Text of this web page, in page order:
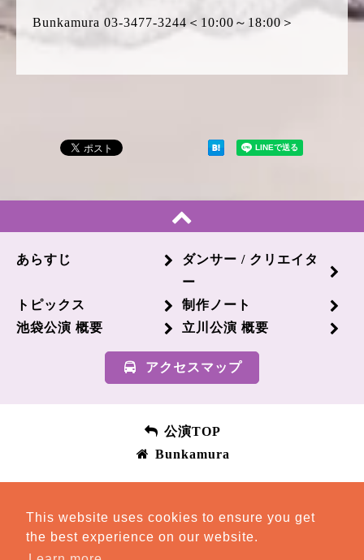
This website uses cookies to ensure you get
the best experience on our website.
Bunkamura 03-3477-3244＜10:00～18:00＞
あらすじ
ダンサー / クリエイタ
ー
トピックス
制作ノート
池袋公演 概要
立川公演 概要
アクセスマップ
公演TOP
Bunkamura